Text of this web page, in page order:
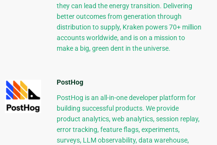
they can lead the energy transition. Delivering
better outcomes from generation through
distribution to supply, Kraken powers 70+ million
accounts worldwide, and is on a mission to
make a big, green dent in the universe.
PostHog
PostHog is an all-in-one developer platform for
building successful products. We provide
product analytics, web analytics, session replay,
error tracking, feature flags, experiments,
surveys, LLM observability, data warehouse,